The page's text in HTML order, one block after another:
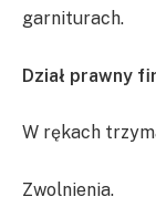
garniturach.
Dział prawny
W rękach
Zwolnienia.